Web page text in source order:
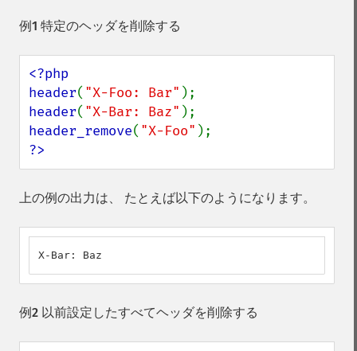
例1 特定のヘッダを削除する
<?php
header( "X-Foo: Bar"
header( "X-Bar: Baz"
header_remove( "X-Foo"
?>
上の例の出力は、 たとえば以下のようになります。
X-Bar: Baz
例2 以前設定したすべてヘッダを削除する